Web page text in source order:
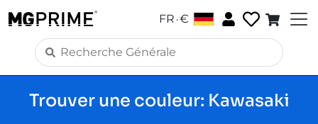
FR .€
Trouver une couleur: Kawasaki